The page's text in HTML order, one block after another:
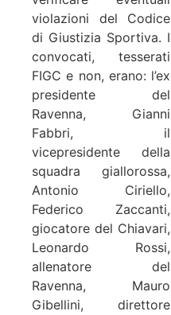
violazioni del Codice
di Giustizia Sportiva. I
convocati, tesserati
FIGC e non, erano: l’ex
presidente del
Ravenna, Gianni
Fabbri, il
vicepresidente della
squadra giallorossa,
Antonio Ciriello,
Federico Zaccanti,
giocatore del Chiavari,
Leonardo Rossi,
allenatore del
Ravenna, Mauro
Gibellini, direttore